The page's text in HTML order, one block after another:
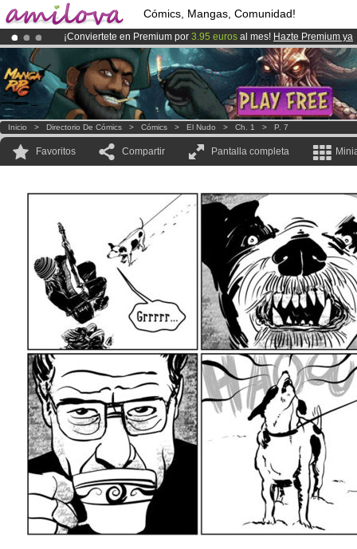
Cómics, Mangas, Comunidad!
¡Conviertete en Premium por 3.95 euros al mes! Hazte Premium ya
¡Ya tenemos 134393miembrosy 1208Cómics y Mangas!.
El Kickstarter Amilova está desormado lanzado!.
Inicio > Directorio De Cómics > Cómics > El Nudo > Ch. 1 > P. 7
Favoritos Compartir Pantalla completa